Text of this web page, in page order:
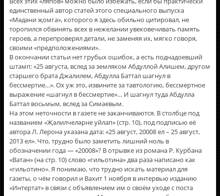
единственный автор статей этого специального выпуска
«Мәдәни җомга», которого я здесь обильно цитировал, не
торопился обвинять всех в нежелании увековечивать память
героев, а перепроверял детали, не заменяя их, мягко говоря,
своими «предположениями».
В окончании статьи нет грубых ошибок, а есть поднадоевший
штамп: «25 августа, вслед за земляком Абдуллой Алишем, другом
старшего брата Джалилем, Абдулла Баттал шагнул в
бессмертие…». Ох уж это, извините за тавтологию, бессмертное
выражение «шагнул в бессмертие»… И шагнул туда Абдулла
Баттал восьмым, вслед за Симаевым.
На этом неточности в газете не заканчиваются. В столбце под
названием «Җәлилчеләрне уйлап» (стр. 10), под подписью её
автора Л. Лерона указана дата: «25 август, 20008 ел – 25 август,
2013 ел». Что, трудно было заметить лишний ноль в
обозначении года — «20008»? В отрывке из романа Р. Курбана
«Ватан» (на стр. 10) слово «гильотина» два раза написано как
«гильотино». Я понимаю, что трудно искать материал для
газеты, о чём говорил и Вахит 1 ноября в интервью изданию
«Интертат» в связи с объявлением им о своём уходе с поста